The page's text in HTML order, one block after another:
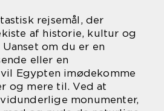
rejsemål, der
af historie, kultur og
om du er en
eller en
Egypten imødekomme
og mere til. Ved at
monumenter,